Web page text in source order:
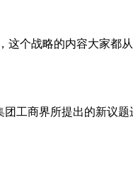
个战略的内容大家都
工商界所提出的新议